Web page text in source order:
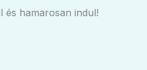
és hamarosan indul!